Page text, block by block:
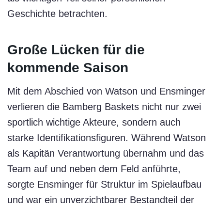
Geschichte betrachten.
Große Lücken für die
kommende Saison
Mit dem Abschied von Watson und Ensminger
verlieren die Bamberg Baskets nicht nur zwei
sportlich wichtige Akteure, sondern auch
starke Identifikationsfiguren. Während Watson
als Kapitän Verantwortung übernahm und das
Team auf und neben dem Feld anführte,
sorgte Ensminger für Struktur im Spielaufbau
und war ein unverzichtbarer Bestandteil der